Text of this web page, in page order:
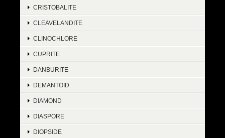
CRISTOBALITE
CLEAVELANDITE
CLINOCHLORE
CUPRITE
DANBURITE
DEMANTOID
DIAMOND
DIASPORE
DIOPSIDE